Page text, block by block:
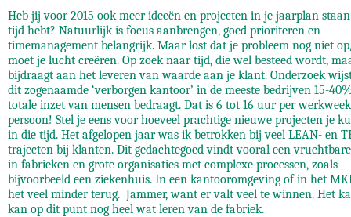
Heb jij voor 2015 ook meer ideeën en projecten in je jaarplan
tijd hebt? Natuurlijk is focus aanbrengen, goed prioriteren en
timemanagement belangrijk. Maar lost dat je probleem nog niet
moet je lucht creëren. Op zoek naar tijd, die wel besteed wordt,
bijdraagt aan het leveren van waarde aan je klant. Onderzoek
dit zogenaamde ‘verborgen kantoor’ in de meeste bedrijven 15-
totale inzet van mensen bedraagt. Dat is 6 tot 16 uur per
persoon! Stel je eens voor hoeveel prachtige nieuwe projecten je
in die tijd. Het afgelopen jaar was ik betrokken bij veel LEAN- en
trajecten bij klanten. Dit gedachtegoed vindt vooral een
in fabrieken en grote organisaties met complexe processen, zoals
bijvoorbeeld een ziekenhuis. In een kantooromgeving of in het
het veel minder terug. Jammer, want er valt veel te winnen. Het
kan op dit punt nog heel wat leren van de fabriek.